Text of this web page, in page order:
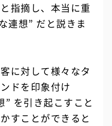
指摘し、本当に重
連想” だと説きま
に対して様々なタ
ドを印象付け
” を引き起こすこと
すことができると